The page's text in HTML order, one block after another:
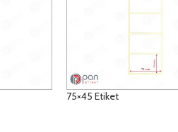
75×45 Etiket